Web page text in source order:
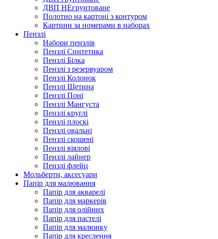
ДВП НЕгрунтоване
Полотно на картоні з контуром
Картини за номерами в наборах
Пензлі
Набори пензлів
Пензлі Синтетика
Пензлі Білка
Пензлі з резервуаром
Пензлі Колонок
Пензлі Щетина
Пензлі Поні
Пензлі Мангуста
Пензлі круглі
Пензлі плоскі
Пензлі овальні
Пензлі скошені
Пензлі віялові
Пензлі лайнер
Пензлі флейц
Мольберти, аксесуари
Папір для малювання
Папір для акварелі
Папір для маркерів
Папір для олійних
Папір для пастелі
Папір для малюнку
Папір для креслення